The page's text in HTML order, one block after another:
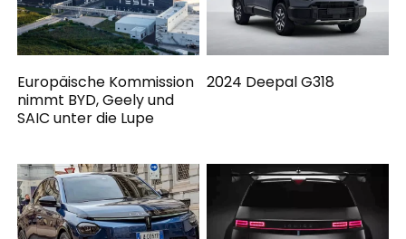
Europäische Kommission
nimmt BYD, Geely und
SAIC unter die Lupe
2024 Deepal G318